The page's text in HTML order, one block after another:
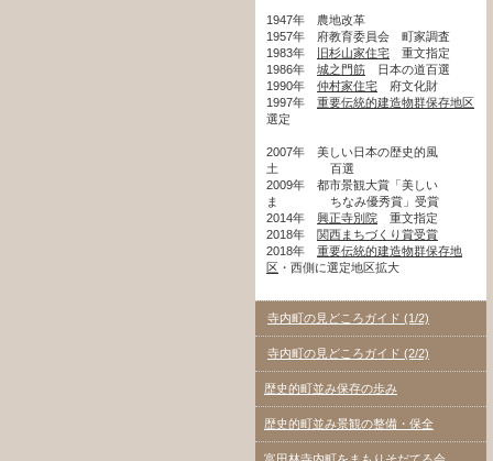
1947年 農地改革
1957年 府教育委員会 町家調査
1983年
旧杉山家住宅 重文指定
1986年 城之門筋 日本の道百選
1990年 仲村家住宅 府文化財
1997年 重要伝統的建造物群保存地区
選定
2007年 美しい日本の歴史的風
土 百選
2009年 都市景観大賞「美しい
ま ちなみ優秀賞」受賞
2014年 興正寺別院 重文指定
2018年 関西まちづくり賞受賞
2018年 重要伝統的建造物群保存地
区 ・西側に選定地区拡大
寺内町の見どころガイド (1/2)
寺内町の見どころガイド (2/2)
歴史的町並み保存の歩み
歴史的町並み景観の整備・保全